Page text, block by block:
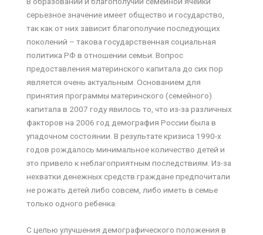
серьезное значение имеет общество и государство,
так как от них зависит благополучие последующих
поколений – такова государственная социальная
политика РФ в отношении семьи. Вопрос
предоставления материнского капитала до сих пор
является очень актуальным. Основанием для
принятия программы материнского (семейного)
капитала в 2007 году явилось то, что из-за различных
факторов на 2006 год демография России была в
упадочном состоянии. В результате кризиса 1990-х
годов рождалось минимальное количество детей и
это привело к неблагоприятным последствиям. Из-за
нехватки денежных средств граждане предпочитали
не рожать детей либо совсем, либо иметь в семье
только одного ребенка.
С целью улучшения демографического положения в